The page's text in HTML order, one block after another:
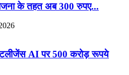
के तहत अब 300 रुपए...
AI पर 500 करोड़ रूपये